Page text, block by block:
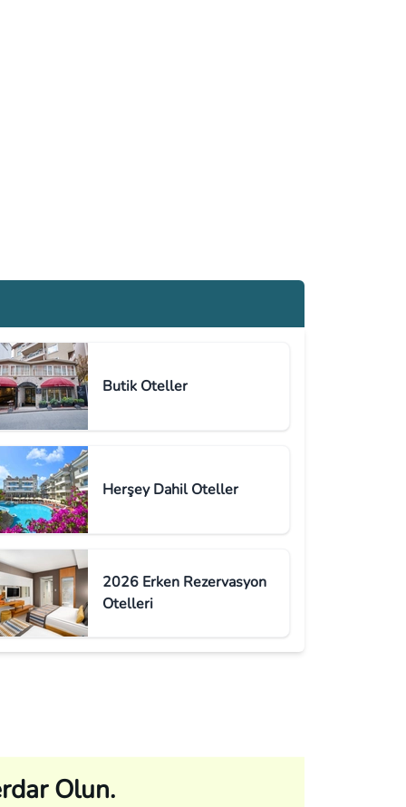
Butik Oteller
Herşey Dahil Oteller
2026 Erken Rezervasyon
Otelleri
Olun.